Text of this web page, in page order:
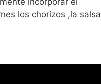
incorporar el
los chorizos ,la salsa